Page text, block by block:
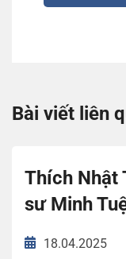
Bài viết liên
Thích Nhật
sư Minh
18.04.2025